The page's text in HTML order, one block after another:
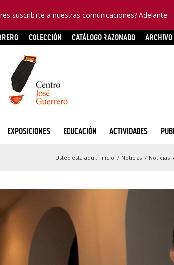
suscribirte a nuestras comunicaciones? Adelante
COLECCIÓN CATÁLOGO RAZONADO ARCHIVO
EXPOSICIONES EDUCACIÓN ACTIVIDADES
Usted está aquí: Inicio / Noticias / Noticias /